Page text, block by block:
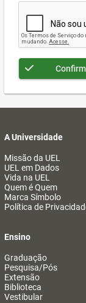
A Universidade
Missão da UEL
UEL em Dados
Vida na UEL
Quem é Quem
Marca Símbolo
Política de
Ensino
Graduação
Pesquisa/Pós
Extensão
Biblioteca
Vestibular